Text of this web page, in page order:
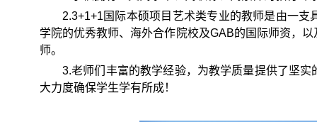
2.3+1+1国际本硕项目艺术类专业的教师是由一
学院的优秀教师、海外合作院校及GAB的国际师资，
师。
3.老师们丰富的教学经验，为教学质量提供了坚
大力度确保学生学有所成！